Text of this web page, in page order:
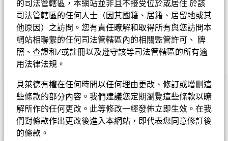
的司法管轄區，本網站並非且不接受位於或居住 於該
司法管轄區的任何人士（因其國籍、居籍、居留地或其
他原因）之訪問。您有責任瞭解和取得所有與您訪問本
網站相聯繫的任何司法管轄區內的相關監管許可、 牌
照、查證和/或註冊以及遵守該等司法管轄區的所有適
用法律法規。
貝萊德有權在任何時間以任何理由更改、修訂或增刪這
些條款的部分內容。我們建議您定期瀏覽這些條款以瞭
解所作的任何更改。此等修改一經發佈立即生效。在我
們對條款作出更改後進入本網站，即代表您同意修訂後
的條款。
重要提示︰
• 基金投資於股票，較大的股票價值波動可招致重大虧損。基金
投資集中於日本，因此與較廣泛的投資相比，其波動性或會較高。
基金投資於較小型的公司，與較大型的公司比較可能更波動及流動
性較低。